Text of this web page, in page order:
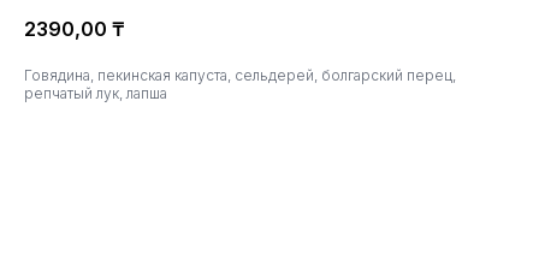
2390,00 ₸
Говядина, пекинская капуста, сельдерей, болгарский перец,
репчатый лук, лапша